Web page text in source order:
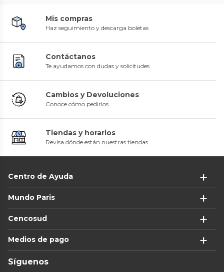
Mis compras
Haz seguimiento y descarga boletas
Contáctanos
Te ayudamos con dudas y solicitudes
Cambios y Devoluciones
Conoce cómo pedirlos
Tiendas y horarios
Revisa dónde están nuestras tiendas
Centro de Ayuda
Mundo Paris
Cencosud
Medios de pago
Síguenos